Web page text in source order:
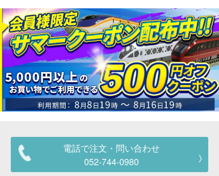
電話で注文・問い合わせ
052-744-0980